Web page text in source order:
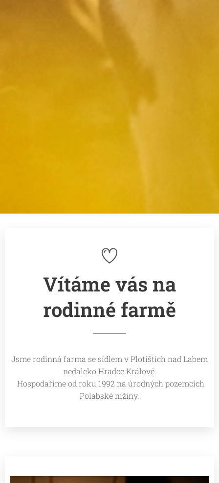
Vítáme vás na
rodinné farmě
Jsme rodinná farma se sídlem v Plotištích nad Labem
nedaleko Hradce Králové.
Hospodaříme od roku 1992 na úrodných pozemcích
Polabské nížiny.